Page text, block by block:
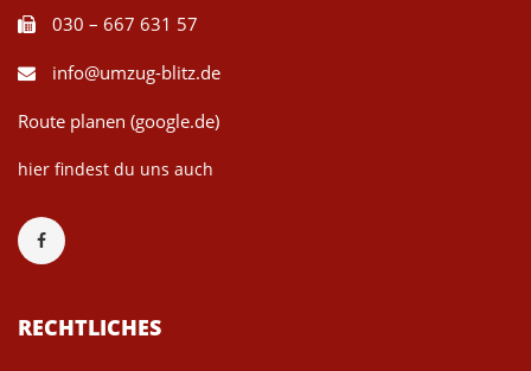
030 – 667 631 57
info@umzug-blitz.de
Route planen (google.de)
hier findest du uns auch
RECHTLICHES